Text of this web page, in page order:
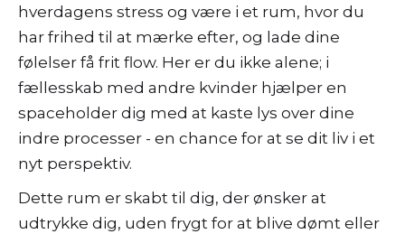
hverdagens stress og være i et rum, hvor du
har frihed til at mærke efter, og lade dine
følelser få frit flow. Her er du ikke alene; i
fællesskab med andre kvinder hjælper en
spaceholder dig med at kaste lys over dine
indre processer - en chance for at se dit liv i et
nyt perspektiv.
Dette rum er skabt til dig, der ønsker at
udtrykke dig, uden frygt for at blive dømt eller